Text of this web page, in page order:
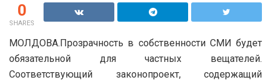
0
SHARES
МОЛДОВА.Прозрачность в собственности СМИ будет
обязательной для частных вещателей.
Соответствующий законопроект, содержащий